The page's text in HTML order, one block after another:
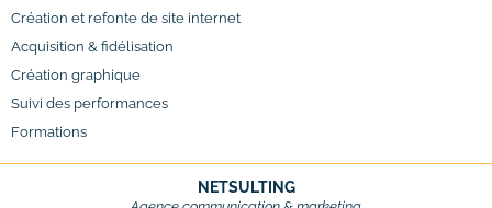
Création et refonte de site internet
Acquisition & fidélisation
Création graphique
Suivi des performances
Formations
NETSULTING